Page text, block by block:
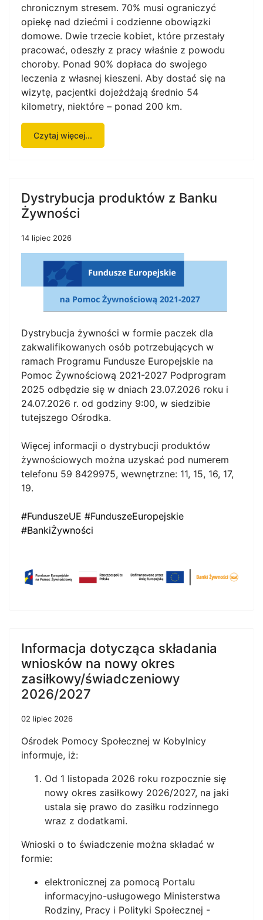
chronicznym stresem. 70% musi ograniczyć
opiekę nad dziećmi i codzienne obowiązki
domowe. Dwie trzecie kobiet, które przestały
pracować, odeszły z pracy właśnie z powodu
choroby. Ponad 90% dopłaca do swojego
leczenia z własnej kieszeni. Aby dostać się na
wizytę, pacjentki dojeżdżają średnio 54
kilometry, niektóre – ponad 200 km.
Czytaj więcej...
Dystrybucja produktów z Banku
Żywności
14 lipiec 2026
Dystrybucja żywności w formie paczek dla
zakwalifikowanych osób potrzebujących w
ramach Programu Fundusze Europejskie na
Pomoc Żywnościową 2021-2027 Podprogram
2025 odbędzie się w dniach 23.07.2026 roku i
24.07.2026 r. od godziny 9:00, w siedzibie
tutejszego Ośrodka.
Więcej informacji o dystrybucji produktów
żywnościowych można uzyskać pod numerem
telefonu 59 8429975, wewnętrzne: 11, 15, 16, 17,
19.
#FunduszeUE #FunduszeEuropejskie
#BankiŻywności
Informacja dotycząca składania
wniosków na nowy okres
zasiłkowy/świadczeniowy
2026/2027
02 lipiec 2026
Ośrodek Pomocy Społecznej w Kobylnicy
informuje, iż:
Od 1 listopada 2026 roku rozpocznie się
nowy okres zasiłkowy 2026/2027, na jaki
ustala się prawo do zasiłku rodzinnego
wraz z dodatkami.
Wnioski o to świadczenie można składać w
formie:
elektronicznej za pomocą Portalu
informacyjno-usługowego Ministerstwa
Rodziny, Pracy i Polityki Społecznej -